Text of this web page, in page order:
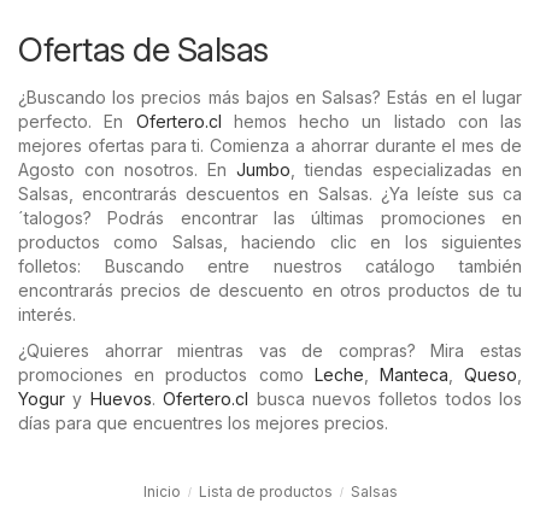
Ofertas de Salsas
¿Buscando los precios más bajos en Salsas? Estás en el lugar
perfecto. En Ofertero.cl hemos hecho un listado con las
mejores ofertas para ti. Comienza a ahorrar durante el mes de
Agosto con nosotros. En Jumbo , tiendas especializadas en
Salsas, encontrarás descuentos en Salsas. ¿Ya leíste sus ca
´talogos? Podrás encontrar las últimas promociones en
productos como Salsas, haciendo clic en los siguientes
folletos: Buscando entre nuestros catálogo también
encontrarás precios de descuento en otros productos de tu
interés.
¿Quieres ahorrar mientras vas de compras? Mira estas
promociones en productos como Leche Manteca ,Queso
Yogur y Huevos.Ofertero.cl busca nuevos folletos todos los
días para que encuentres los mejores precios.
Inicio Lista de productos Salsas